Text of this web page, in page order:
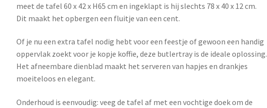
meet de tafel 60 x 42 x H65 cm en ingeklapt is hij slechts 78 x 40 x 12 cm.
Dit maakt het opbergen een fluitje van een cent.
Of je nu een extra tafel nodig hebt voor een feestje of gewoon een handig
oppervlak zoekt voor je kopje koffie, deze butlertray is de ideale oplossing.
Het afneembare dienblad maakt het serveren van hapjes en drankjes
moeiteloos en elegant.
Onderhoud is eenvoudig: veeg de tafel af met een vochtige doek om de